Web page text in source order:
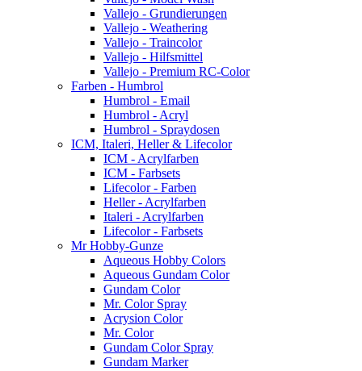
Vallejo - Grundierungen
Vallejo - Weathering
Vallejo - Traincolor
Vallejo - Hilfsmittel
Vallejo - Premium RC-Color
Farben - Humbrol
Humbrol - Email
Humbrol - Acryl
Humbrol - Spraydosen
ICM, Italeri, Heller & Lifecolor
ICM - Acrylfarben
ICM - Farbsets
Lifecolor - Farben
Heller - Acrylfarben
Italeri - Acrylfarben
Lifecolor - Farbsets
Mr Hobby-Gunze
Aqueous Hobby Colors
Aqueous Gundam Color
Gundam Color
Mr. Color Spray
Acrysion Color
Mr. Color
Gundam Color Spray
Gundam Marker